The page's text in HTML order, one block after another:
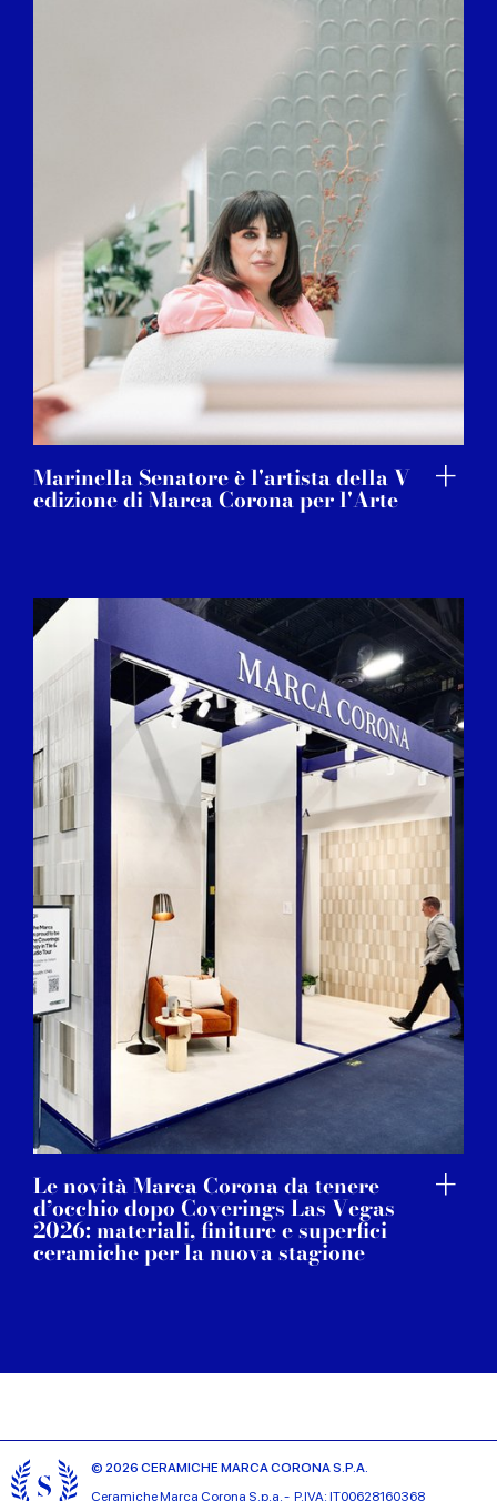
Marinella Senatore è l'artista della V
edizione di Marca Corona per l'Arte
Le novità Marca Corona da tenere
d’occhio dopo Coverings Las Vegas
2026: materiali, finiture e superfici
ceramiche per la nuova stagione
© 2026 CERAMICHE MARCA CORONA S.P.A.
Ceramiche Marca Corona S.p.a. - P.IVA: IT00628160368